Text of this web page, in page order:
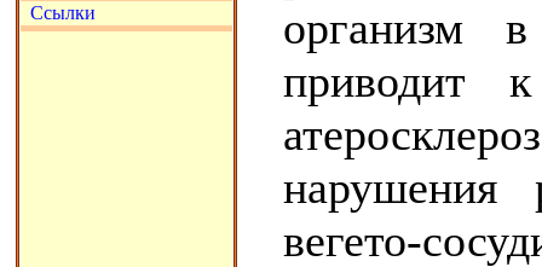
Ссылки
организм в
приводит
нарушения
вегето-